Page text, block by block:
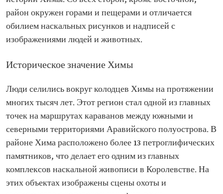
район окружен горами и пещерами и отличается
обилием наскальных рисунков и надписей с
изображениями людей и животных.
Историческое значение Химы
Люди селились вокруг колодцев Химы на протяжении
многих тысяч лет. Этот регион стал одной из главных
точек на маршрутах караванов между южными и
северными территориями Аравийского полуострова. В
районе Хима расположено более 13 петроглифических
памятников, что делает его одним из главных
комплексов наскальной живописи в Королевстве. На
этих объектах изображены сцены охоты и